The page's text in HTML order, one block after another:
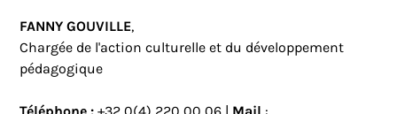
FANNY GOUVILLE,
Chargée de l'action culturelle et du développement
pédagogique